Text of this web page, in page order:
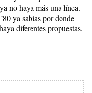
no haya más una línea.
ya sabías por donde
diferentes propuestas.